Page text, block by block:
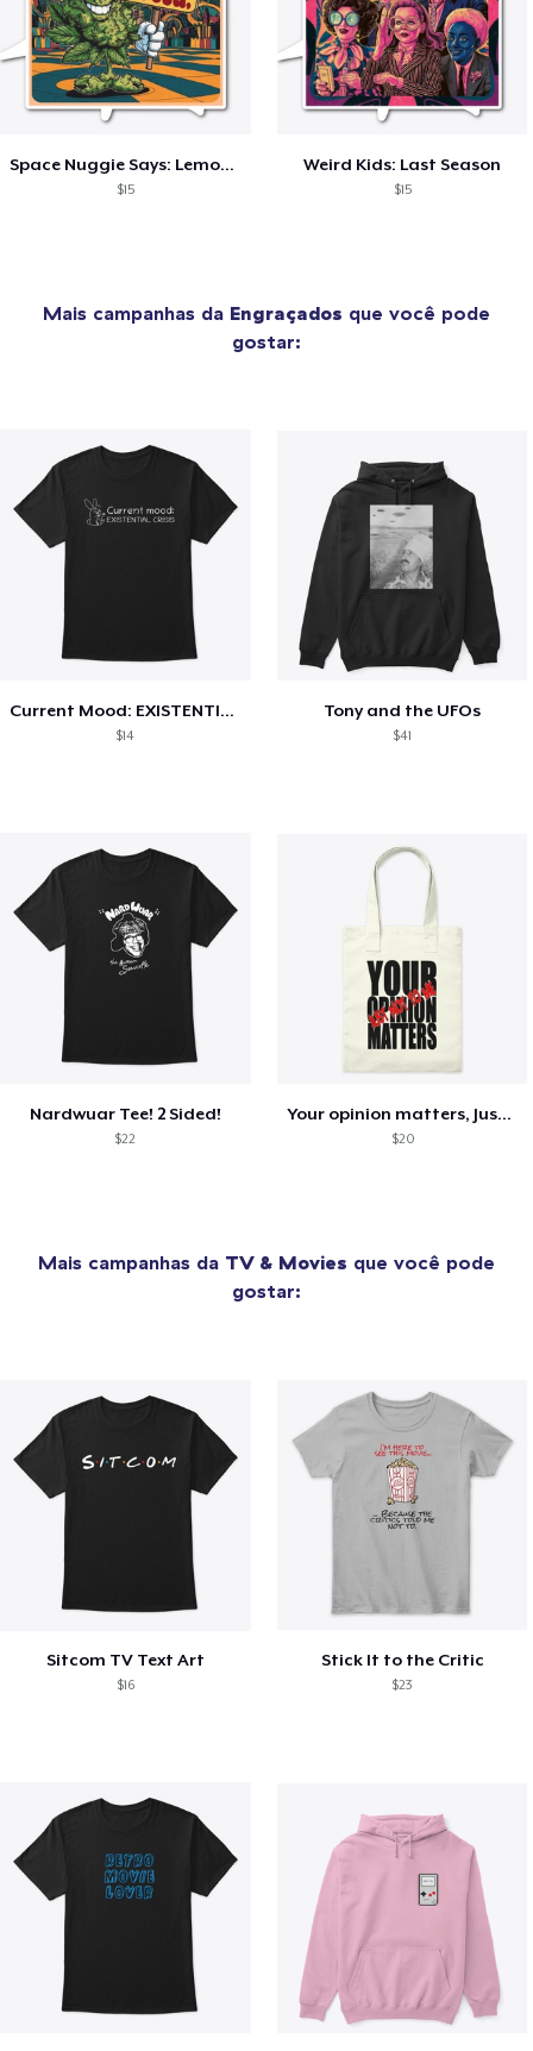
Space Nuggie Says: Lemons for Weed
$15
Weird Kids: Last Season
$15
Mais campanhas da Engraçados que você pode
gostar:
Current Mood: EXISTENTIAL CRISIS
$14
Tony and the UFOs
$41
Nardwuar Tee! 2 Sided!
$22
Your opinion matters, Just not to me!
$20
Mais campanhas da TV & Movies que você pode
gostar:
Sitcom TV Text Art
$16
Stick It to the Critic
$23